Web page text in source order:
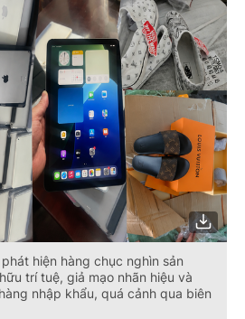
hiện hàng chục nghìn sản
trí tuệ, giả mạo nhãn hiệu và
nhập khẩu, quá cảnh qua biên